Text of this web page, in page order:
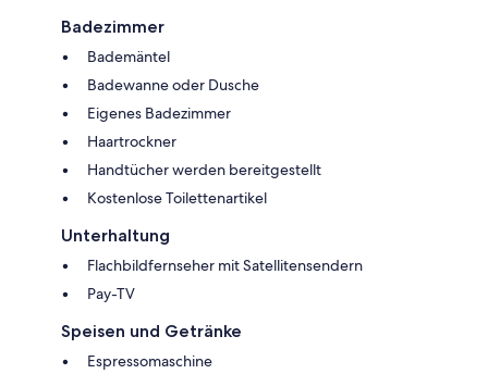
Badezimmer
Bademäntel
Badewanne oder Dusche
Eigenes Badezimmer
Haartrockner
Handtücher werden bereitgestellt
Kostenlose Toilettenartikel
Unterhaltung
Flachbildfernseher mit Satellitensendern
Pay-TV
Speisen und Getränke
Espressomaschine